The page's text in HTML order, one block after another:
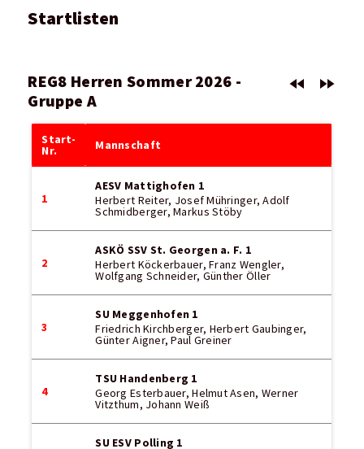
Startlisten
REG8 Herren Sommer 2026 -
Gruppe A
Start-
Nr. Mannschaft
1
AESV Mattighofen 1
Herbert Reiter, Josef Mühringer, Adolf
Schmidberger, Markus Stöby
2
ASKÖ SSV St. Georgen a. F. 1
Herbert Köckerbauer, Franz Wengler,
Wolfgang Schneider, Günther Öller
3
SU Meggenhofen 1
Friedrich Kirchberger, Herbert Gaubinger,
Günter Aigner, Paul Greiner
4
TSU Handenberg 1
Georg Esterbauer, Helmut Asen, Werner
Vitzthum, Johann Weiß
SU ESV Polling 1
fast_forward
fast_rewind